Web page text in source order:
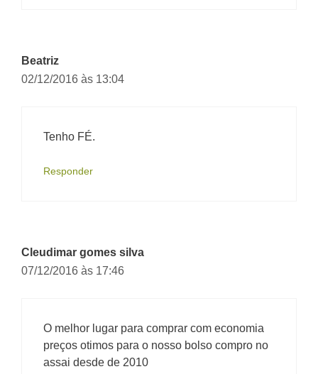
Beatriz
02/12/2016 às 13:04
Tenho FÉ.
Responder
Cleudimar gomes silva
07/12/2016 às 17:46
O melhor lugar para comprar com economia
preços otimos para o nosso bolso compro no
assai desde de 2010